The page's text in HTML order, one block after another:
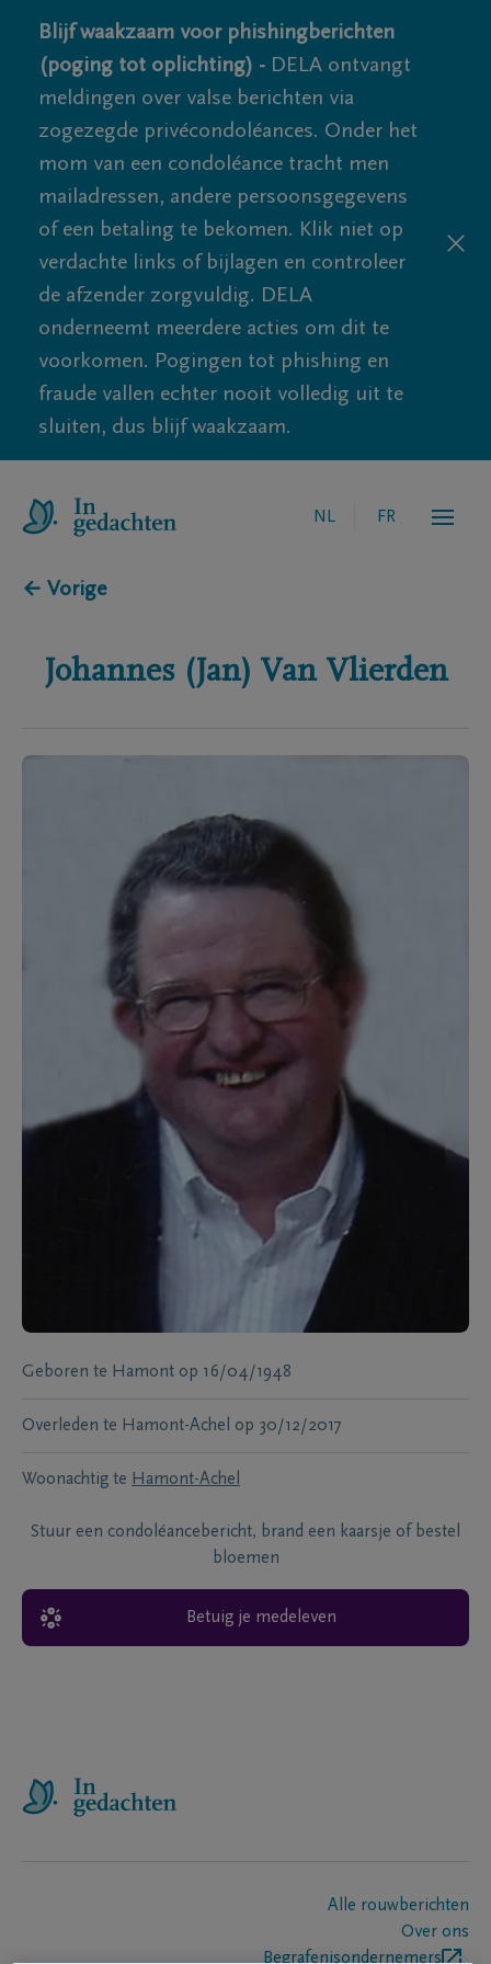
Blijf waakzaam voor phishingberichten
(poging tot oplichting) - DELA ontvangt
meldingen over valse berichten via
zogezegde privécondoléances. Onder het
mom van een condoléance tracht men
mailadressen, andere persoonsgegevens
of een betaling te bekomen. Klik niet op
verdachte links of bijlagen en controleer
de afzender zorgvuldig. DELA
onderneemt meerdere acties om dit te
voorkomen. Pogingen tot phishing en
fraude vallen echter nooit volledig uit te
sluiten, dus blijf waakzaam.
NL FR
← Vorige
Johannes (Jan) Van Vlierden
Geboren te Hamont op 16/04/1948
Overleden te Hamont-Achel op 30/12/2017
Woonachtig te Hamont-Achel
Stuur een condoléancebericht, brand een kaarsje of bestel
bloemen
Betuig je medeleven
Alle rouwberichten
Over ons
Begrafenisondernemers